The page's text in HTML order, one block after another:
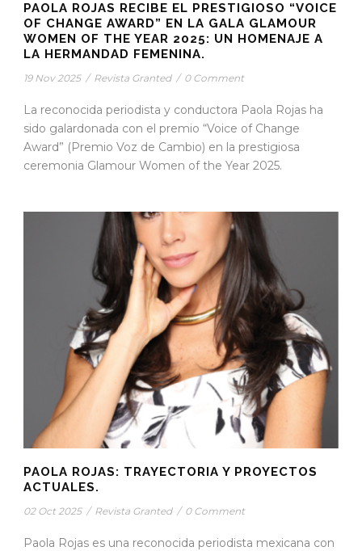
PAOLA ROJAS RECIBE EL PRESTIGIOSO “VOICE
OF CHANGE AWARD” EN LA GALA GLAMOUR
WOMEN OF THE YEAR 2025: UN HOMENAJE A
LA HERMANDAD FEMENINA.
19 Nov 2025 / Revista Granted / 0 Comment
La reconocida periodista y conductora Paola Rojas ha
sido galardonada con el premio “Voice of Change
Award” (Premio Voz de Cambio) en la prestigiosa
ceremonia Glamour Women of the Year 2025.
PAOLA ROJAS: TRAYECTORIA Y PROYECTOS
ACTUALES.
02 Oct 2025 / Revista Granted / 0 Comment
Paola Rojas es una reconocida periodista mexicana con